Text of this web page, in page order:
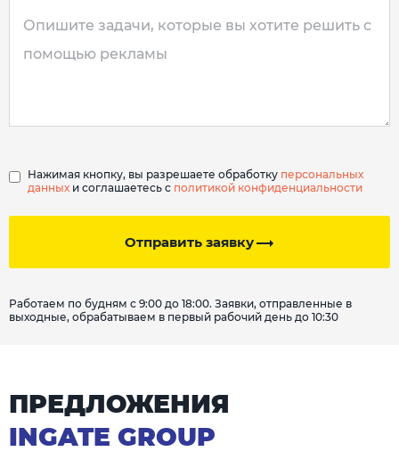
Отправить заявку
Нажимая кнопку, вы разрешаете обработку персональных
данных и соглашаетесь с политикой конфиденциальности
Работаем по будням с 9:00 до 18:00. Заявки, отправленные в
выходные, обрабатываем в первый рабочий день до 10:30
ПРЕДЛОЖЕНИЯ
INGATE GROUP